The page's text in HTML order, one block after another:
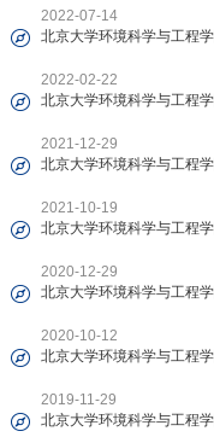
2022-07-14
北京大学环境科学与工程
2022-02-22
北京大学环境科学与工程
2021-12-29
北京大学环境科学与工程
2021-10-19
北京大学环境科学与工程
2020-12-29
北京大学环境科学与工程
2020-10-12
北京大学环境科学与工程
2019-11-29
北京大学环境科学与工程